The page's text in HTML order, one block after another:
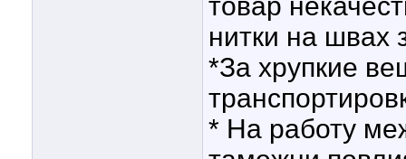
товар
нитки на швах
*За хрупкие
* На работу